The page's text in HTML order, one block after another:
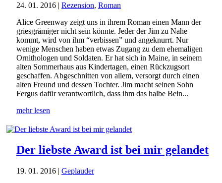
24. 01. 2016 | Rezension, Roman
Alice Greenway zeigt uns in ihrem Roman einen Mann der
griesgrämiger nicht sein könnte. Jeder der Jim zu Nahe
kommt, wird von ihm “verbissen” und angeknurrt. Nur
wenige Menschen haben etwas Zugang zu dem ehemaligen
Ornithologen und Soldaten. Er hat sich in Maine, in seinem
alten Sommerhaus aus Kindertagen, einen Rückzugsort
geschaffen. Abgeschnitten von allem, versorgt durch einen
alten Freund und dessen Tochter. Jim macht seinen Sohn
Fergus dafür verantwortlich, dass ihm das halbe Bein...
mehr lesen
Der liebste Award ist bei mir gelandet
19. 01. 2016 | Geplauder